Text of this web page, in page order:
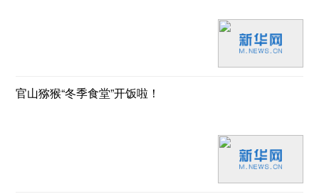
官山猕猴“冬季食堂”开饭啦！